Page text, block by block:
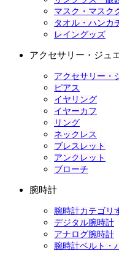
マスク・マスク
タオル・ハンカ
レイングッズ
アクセサリー・ジュ
アクセサリー・
ピアス
イヤリング
イヤーカフ
リング
ネックレス
ブレスレット
アンクレット
ブローチ
腕時計
腕時計カテゴリ
デジタル腕時計
アナログ腕時計
腕時計ベルト・